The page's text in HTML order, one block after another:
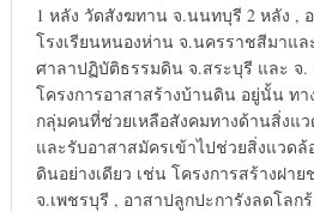
1 หลัง วัดสังฆทาน จ.นนทบุรี 2 หลัง ,
โรงเรียนหนองห่าน จ.นครราชสีมาแล
ศาลาปฏิบัติธรรมดิน จ.สระบุรี และ จ.
โครงการอาสาสร้างบ้านดิน อยู่นั้น ท
กลุ่มคนที่ช่วยเหลือสังคมทางด้านสิ่งแว
และรับอาสาสมัครเข้าไปช่วยสิ่งแวดล้
ดินอย่างเดียว เช่น โครงการสร้างฝา
จ.เพชรบุรี , อาสาปลูกปะการังลดโล